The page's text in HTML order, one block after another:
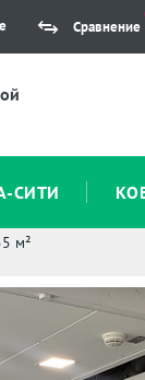
Сравнение
СИТИ
м²